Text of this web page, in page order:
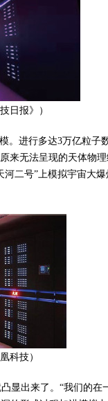
日报》）
进行多达3万亿粒子
来无法呈现的天体物
二号”上模拟宇宙大
科技）
显出来了。“我们的在